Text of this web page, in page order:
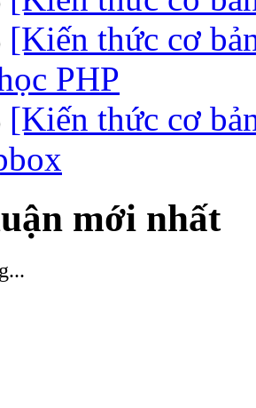
[Kiến thức cơ
PHP
[Kiến thức cơ
mới nhất